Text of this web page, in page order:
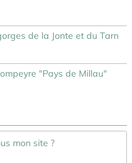
de la Jonte et du Tarn
"Pays de Millau"
mon site ?